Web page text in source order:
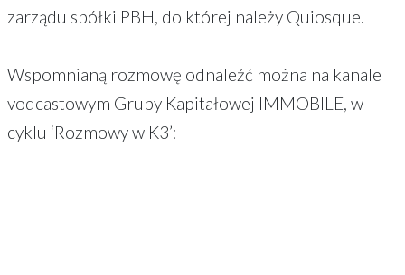
zarządu spółki PBH, do której należy Quiosque.
Wspomnianą rozmowę odnaleźć można na kanale
vodcastowym Grupy Kapitałowej IMMOBILE, w
cyklu ‘Rozmowy w K3’: